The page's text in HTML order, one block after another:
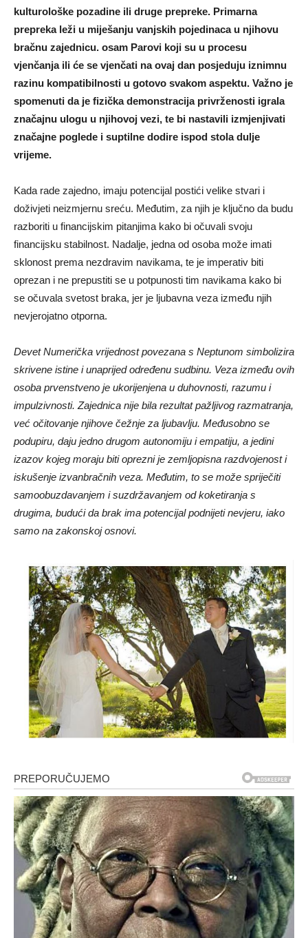
kulturološke pozadine ili druge prepreke. Primarna
prepreka leži u miješanju vanjskih pojedinaca u njihovu
bračnu zajednicu. osam Parovi koji su u procesu
vjenčanja ili će se vjenčati na ovaj dan posjeduju iznimnu
razinu kompatibilnosti u gotovo svakom aspektu. Važno je
spomenuti da je fizička demonstracija privrženosti igrala
značajnu ulogu u njihovoj vezi, te bi nastavili izmjenjivati ​​
značajne poglede i suptilne dodire ispod stola dulje
vrijeme.
Kada rade zajedno, imaju potencijal postići velike stvari i
doživjeti neizmjernu sreću. Međutim, za njih je ključno da budu
razboriti u financijskim pitanjima kako bi očuvali svoju
financijsku stabilnost. Nadalje, jedna od osoba može imati
sklonost prema nezdravim navikama, te je imperativ biti
oprezan i ne prepustiti se u potpunosti tim navikama kako bi
se očuvala svetost braka, jer je ljubavna veza između njih
nevjerojatno otporna.
Devet Numerička vrijednost povezana s Neptunom simbolizira
skrivene istine i unaprijed određenu sudbinu. Veza između ovih
osoba prvenstveno je ukorijenjena u duhovnosti, razumu i
impulzivnosti. Zajednica nije bila rezultat pažljivog razmatranja,
već očitovanje njihove čežnje za ljubavlju. Međusobno se
podupiru, daju jedno drugom autonomiju i empatiju, a jedini
izazov kojeg moraju biti oprezni je zemljopisna razdvojenost i
iskušenje izvanbračnih veza. Međutim, to se može spriječiti
samoobuzdavanjem i suzdržavanjem od koketiranja s
drugima, budući da brak ima potencijal podnijeti nevjeru, iako
samo na zakonskoj osnovi.